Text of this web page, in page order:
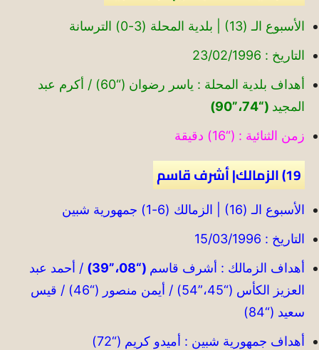
الأسبوع الـ (13) | بلدية المحلة (3-0) الترسانة
التاريخ : 23/02/1996
أهداف بلدية المحلة : ياسر رضوان (“60) / أكرم عبد
المجيد (“74،”90)
زمن الثنائية : (“16) دقيقة
19) الزمالك| أشرف قاسم
الأسبوع الـ (16) | الزمالك (6-1) جمهورية شبين
التاريخ : 15/03/1996
أهداف الزمالك : أشرف قاسم (“08،”39)
/ أحمد عبد
العزيز الكأس (“45،”54) / أيمن منصور (“46) / قيس
سعيد (“84)
أهداف جمهورية شبين : أميدو كريم (“72)